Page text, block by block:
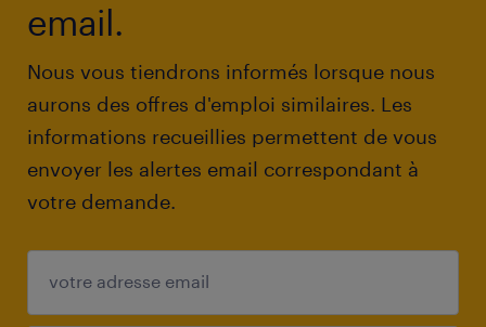
email.
Nous vous tiendrons informés lorsque nous
aurons des offres d'emploi similaires. Les
informations recueillies permettent de vous
envoyer les alertes email correspondant à
votre demande.